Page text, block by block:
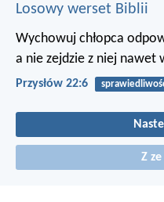
Losowy werset Biblii
Wychowuj chłopca
a nie zejdzie z niej nawet
Przysłów 22:6
Z